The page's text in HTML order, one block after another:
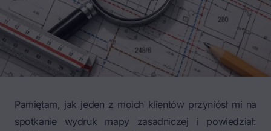
Pamiętam, jak jeden z moich klientów przyniósł mi na
spotkanie wydruk mapy zasadniczej i powiedział: